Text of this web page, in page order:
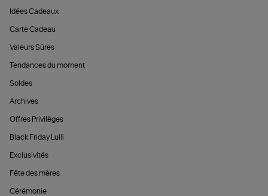
Idées Cadeaux
Carte Cadeau
Valeurs Sûres
Tendances du moment
Soldes
Archives
Offres Privilèges
Black Friday Lulli
Exclusivités
Fête des mères
Cérémonie